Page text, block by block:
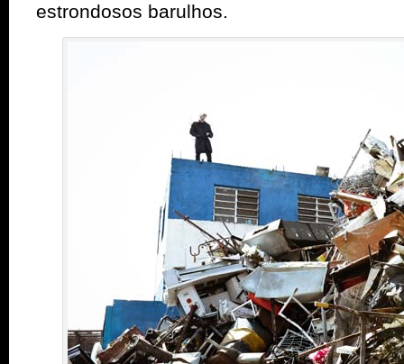
estrondosos barulhos.